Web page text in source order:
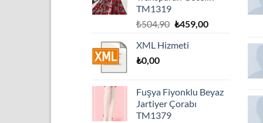
TM1319
₺504,90 Orijinal
₺504,90.
₺459,00Şu
XML Hizmeti
₺0,00
Fuşya Fiyonklu Beyaz
Jartiyer Çorabı
TM1379